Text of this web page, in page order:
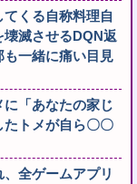
てくる自称料理自
滅させるDQN返
一緒に痛い目見
「あなたの家じ
トメが自ら〇〇
全ゲームアプリ